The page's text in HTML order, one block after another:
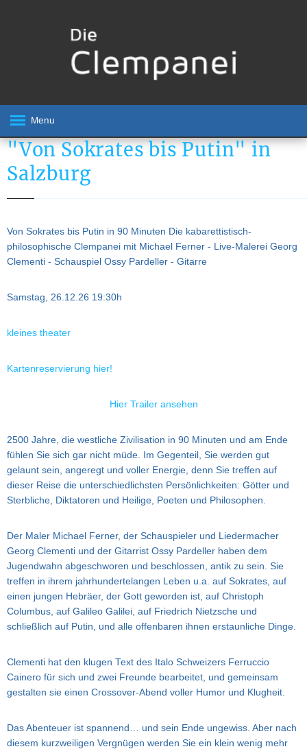
Menu
"Von Sokrates bis Putin" in
Salzburg
Von Sokrates bis Putin in 90 Minuten Die kabarettistisch-
philosophische Clempanei mit Michael Ferner - Live-Malerei Georg
Clementi - Schauspiel Ossy Pardeller - Gitarre
Samstag, 26.12.26 19:30h
kleines theater
Kartenreservierung hier!
Hier Trailer ansehen
2500 Jahre, die westliche Zivilisation in 90 Minuten und am Ende
fühlen Sie sich gar nicht müde. Im Gegenteil, Sie werden gut
gelaunt sein, angeregt und voller Energie, denn Sie treffen auf
dieser Reise die unterschiedlichsten Persönlichkeiten: Götter und
Sterbliche, Diktatoren und Heilige, Poeten und Philosophen.
Der Maler Michael Ferner, der Schauspieler und Liedermacher
Georg Clementi und der Gitarrist Ossy Pardeller haben dem
Jugendwahn abgeschworen und beschlossen, antik zu sein. Sie
treffen in ihrem jahrhundertelangen Leben u.a. auf Sokrates, auf
einen jungen Hebräer, der Gott geworden ist, auf Christoph
Columbus, auf Galileo Galilei, auf Friedrich Nietzsche und
schließlich auf Putin, und alle offenbaren ihnen erstaunliche Dinge.
Clementi hat den klugen Text des Italo Schweizers Ferruccio
Cainero für sich und zwei Freunde bearbeitet, und gemeinsam
gestalten sie einen Crossover-Abend voller Humor und Klugheit.
Das Abenteuer ist spannend… und sein Ende ungewiss. Aber nach
diesem kurzweiligen Vergnügen werden Sie ein klein wenig mehr